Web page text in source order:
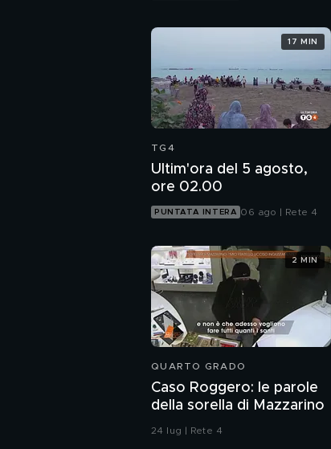
TG4
Ultim'ora del 5 agosto,
ore 02.00
PUNTATA INTERA 06 ago | Rete 4
17 MIN
QUARTO GRADO
Caso Roggero: le parole
della sorella di Mazzarino
24 lug | Rete 4
2 MIN